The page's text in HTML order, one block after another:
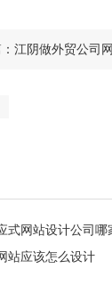
江阴做外贸公司
式网站设计公司哪
站应该怎么设计